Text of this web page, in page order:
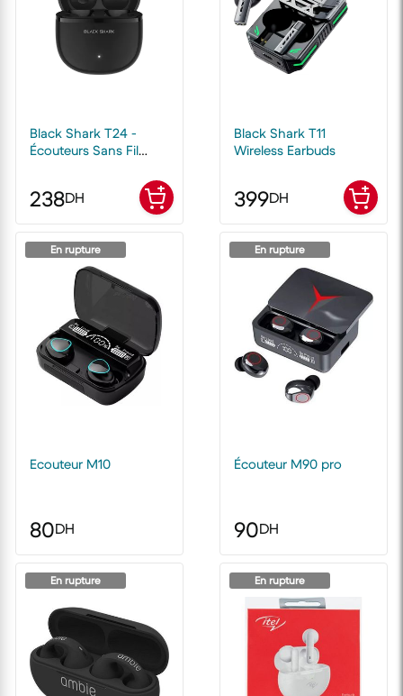
Black Shark T24 -
Écouteurs Sans Fil
238DH
Black Shark T11
Wireless Earbuds
399DH
En rupture
Ecouteur M10
80DH
En rupture
Écouteur M90 pro
90DH
En rupture En rupture